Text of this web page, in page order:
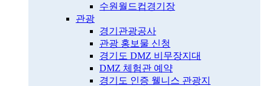
수원월드컵경기장
관광
경기관광공사
관광 홍보물 신청
경기도 DMZ 비무장지대
DMZ 체험관 예약
경기도 인증 웰니스 관광지